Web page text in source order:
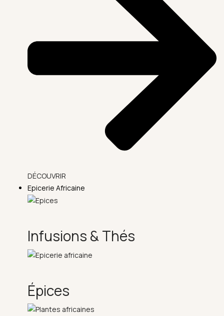
DÉCOUVRIR
Epicerie Africaine
Infusions & Thés
Épices